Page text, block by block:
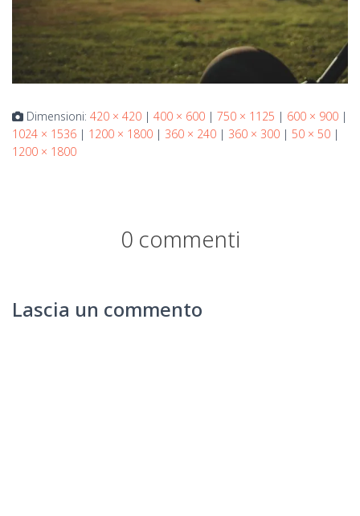
Dimensioni: 420 × 420 | 400 × 600 | 750 × 1125 | 600 × 900 |
1024 × 1536 | 1200 × 1800 | 360 × 240 | 360 × 300 | 50 × 50 |
1200 × 1800
0 commenti
Lascia un commento